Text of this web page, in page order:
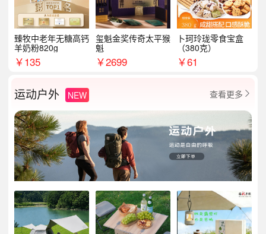
臻牧中老年无糖高钙
羊奶粉820g
￥135
玺魁金奖传奇太平猴
魁
￥2699
卜珂玲珑零食宝盒
（380克）
￥61
运动户外 NEW 查看更多 